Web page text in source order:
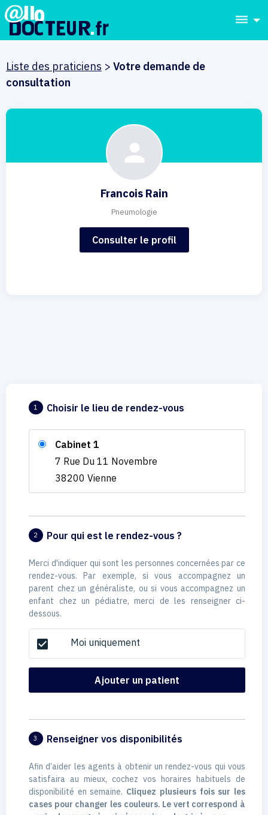
dehaze
Liste des praticiens > Votre demande de
consultation
Francois Rain
Pneumologie
Consulter le profil
1 Choisir le lieu de rendez-vous
Cabinet 1
7 Rue Du 11 Novembre
38200 Vienne
2 Pour qui est le rendez-vous ?
Merci d'indiquer qui sont les personnes concernées par ce
rendez-vous. Par exemple, si vous accompagnez un
parent chez un généraliste, ou si vous accompagnez un
enfant chez un pédiatre, merci de les renseigner ci-
dessous.
check_box Moi uniquement
Ajouter un patient
3 Renseigner vos disponibilités
Afin d’aider les agents à obtenir un rendez-vous qui vous
satisfaira au mieux, cochez vos horaires habituels de
disponibilité en semaine. Cliquez plusieurs fois sur les
cases pour changer les couleurs. Le vert correspond à